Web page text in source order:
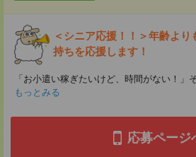
＜シニア応援！！＞年齢よ
持ちを応援します！
「お小遣い稼ぎたいけど、時間がない！」
もっとみる
応募ページ